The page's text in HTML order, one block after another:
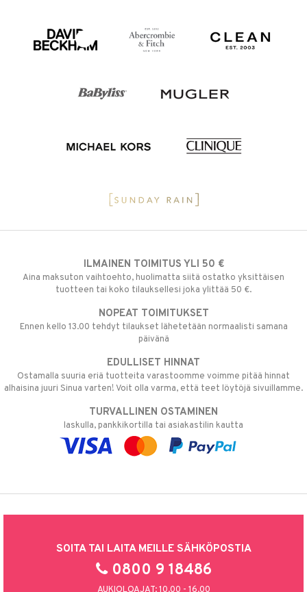
ILMAINEN TOIMITUS YLI 50 €
Aina maksuton vaihtoehto, huolimatta siitä ostatko yksittäisen
tuotteen tai koko tilauksellesi joka ylittää 50 €.
NOPEAT TOIMITUKSET
Ennen kello 13.00 tehdyt tilaukset lähetetään normaalisti samana
päivänä
EDULLISET HINNAT
Ostamalla suuria eriä tuotteita varastoomme voimme pitää hinnat
alhaisina juuri Sinua varten! Voit olla varma, että teet löytöjä sivuillamme.
TURVALLINEN OSTAMINEN
laskulla, pankkikortilla tai asiakastilin kautta
SOITA TAI LAITA MEILLE SÄHKÖPOSTIA
0800 9 18486